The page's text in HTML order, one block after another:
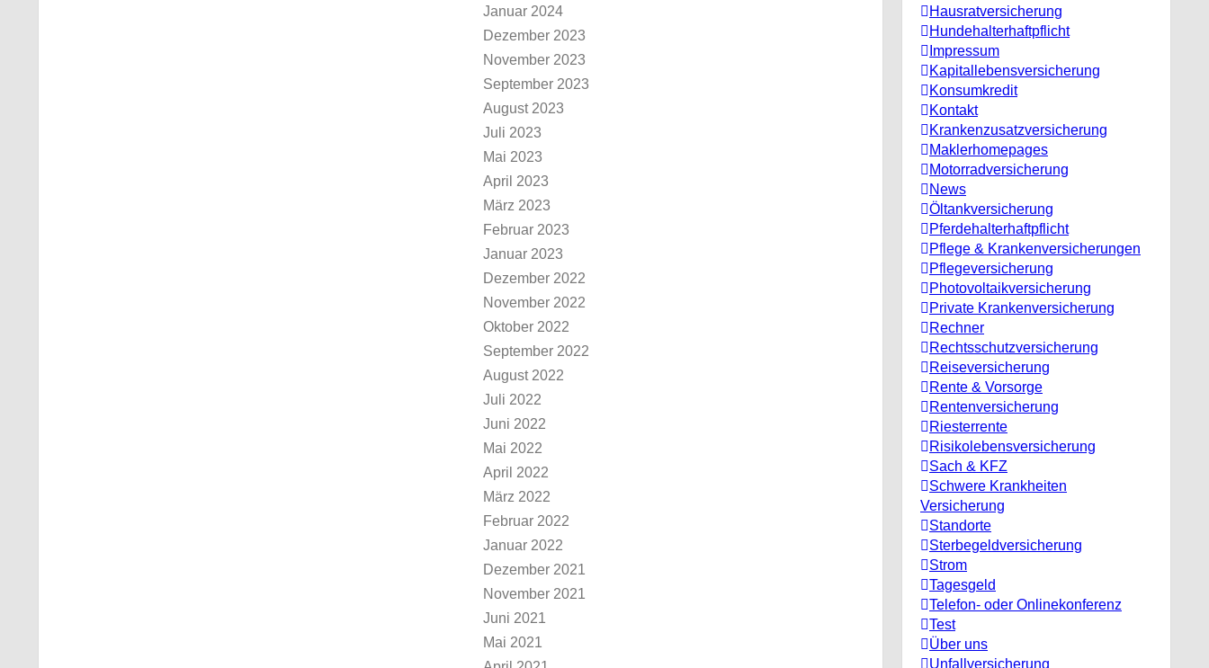
Hausratversicherung
Hundehalterhaftpflicht
Impressum
Kapitallebensversicherung
Konsumkredit
Kontakt
Krankenzusatzversicherung
Maklerhomepages
Motorradversicherung
News
Öltankversicherung
Pferdehalterhaftpflicht
Pflege & Krankenversicherungen
Pflegeversicherung
Photovoltaikversicherung
Private Krankenversicherung
Rechner
Rechtsschutzversicherung
Reiseversicherung
Rente & Vorsorge
Rentenversicherung
Riesterrente
Risikolebensversicherung
Sach & KFZ
Schwere Krankheiten
Versicherung
Standorte
Sterbegeldversicherung
Strom
Tagesgeld
Telefon- oder Onlinekonferenz
Test
Über uns
Unfallversicherung
Januar 2024
Dezember 2023
November 2023
September 2023
August 2023
Juli 2023
Mai 2023
April 2023
März 2023
Februar 2023
Januar 2023
Dezember 2022
November 2022
Oktober 2022
September 2022
August 2022
Juli 2022
Juni 2022
Mai 2022
April 2022
März 2022
Februar 2022
Januar 2022
Dezember 2021
November 2021
Juni 2021
Mai 2021